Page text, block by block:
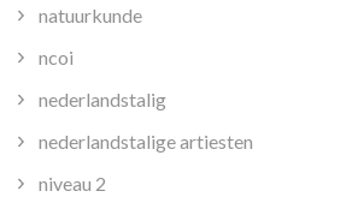
natuurkunde
ncoi
nederlandstalig
nederlandstalige artiesten
niveau 2